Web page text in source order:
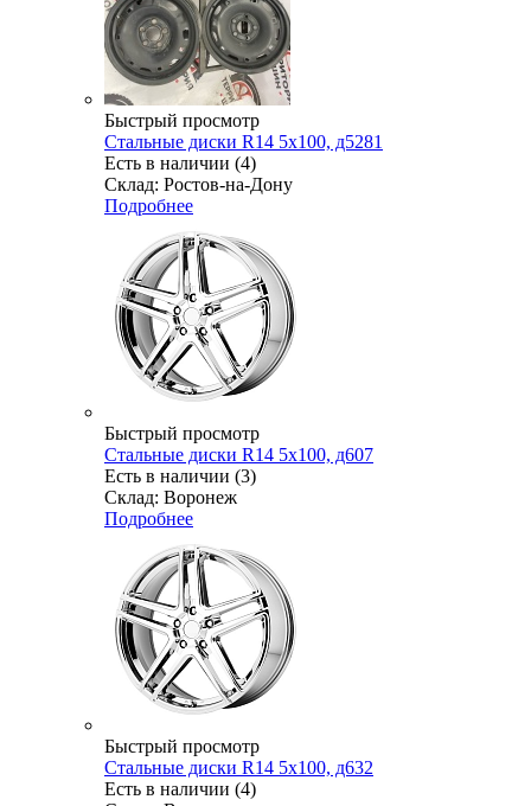
Быстрый просмотр
Стальные диски R14 5x100, д5281
Есть в наличии (4)
Склад: Ростов-на-Дону
Подробнее
Быстрый просмотр
Стальные диски R14 5x100, д607
Есть в наличии (3)
Склад: Воронеж
Подробнее
Быстрый просмотр
Стальные диски R14 5x100, д632
Есть в наличии (4)